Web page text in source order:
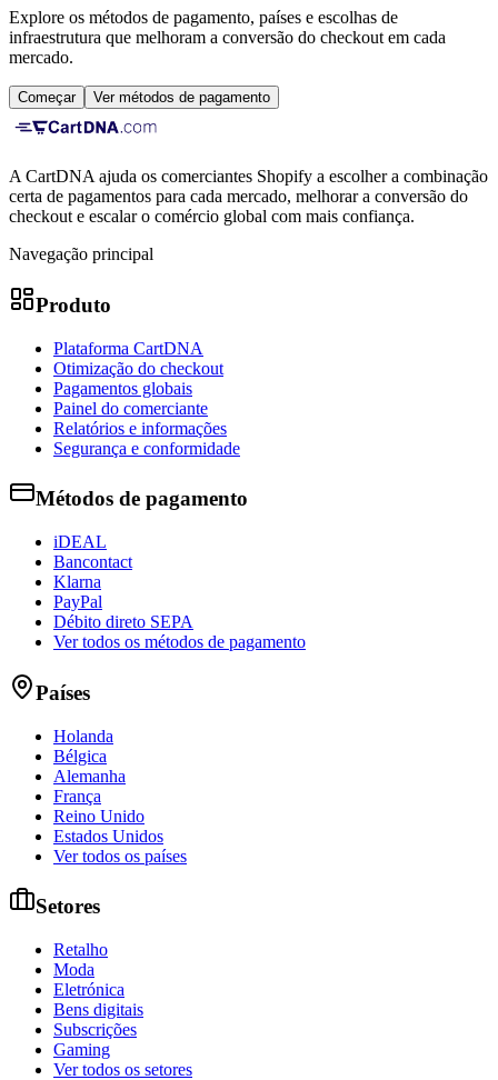
Explore os métodos de pagamento, países e escolhas de
infraestrutura que melhoram a conversão do checkout em cada
mercado.
Começar Ver métodos de pagamento
A CartDNA ajuda os comerciantes Shopify a escolher a combinação
certa de pagamentos para cada mercado, melhorar a conversão do
checkout e escalar o comércio global com mais confiança.
Navegação principal
Produto
Plataforma CartDNA
Otimização do checkout
Pagamentos globais
Painel do comerciante
Relatórios e informações
Segurança e conformidade
Métodos de pagamento
iDEAL
Bancontact
Klarna
PayPal
Débito direto SEPA
Ver todos os métodos de pagamento
Países
Holanda
Bélgica
Alemanha
França
Reino Unido
Estados Unidos
Ver todos os países
Setores
Retalho
Moda
Eletrónica
Bens digitais
Subscrições
Gaming
Ver todos os setores